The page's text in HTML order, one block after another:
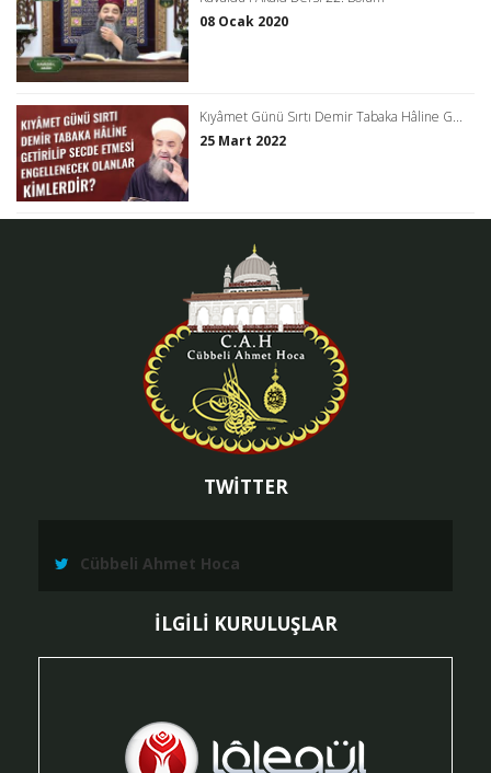
08 Ocak 2020
Kıyâmet Günü Sırtı Demir Tabaka Hâline G...
25 Mart 2022
TWİTTER
Cübbeli Ahmet Hoca
İLGİLİ KURULUŞLAR